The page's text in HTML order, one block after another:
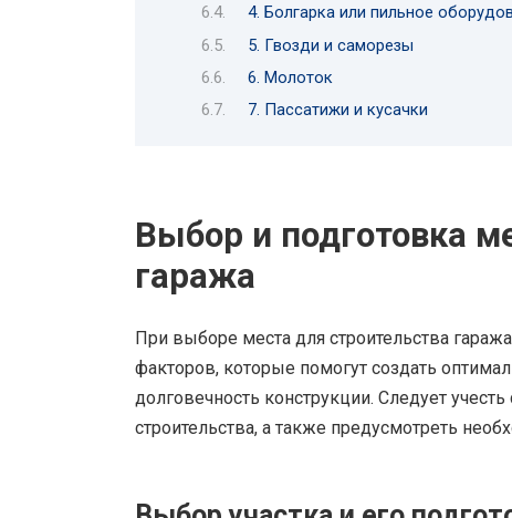
4. Болгарка или пильное
5. Гвозди и саморезы
6. Молоток
7. Пассатижи и кусачки
Выбор и подготовка
гаража
При выборе места для строительства
факторов, которые помогут создать
долговечность конструкции. Следует
строительства, а также предусмотреть